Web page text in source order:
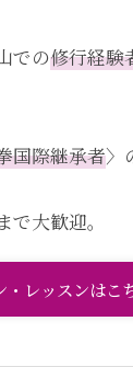
での修行経験
国際継承者〉
大歓迎。
・レッスンはこ